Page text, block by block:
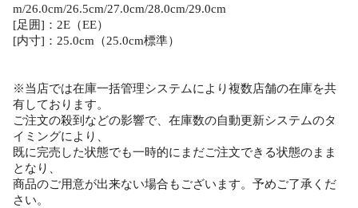
m/26.0cm/26.5cm/27.0cm/28.0cm/29.0cm
[足囲]：2E（EE）
[内寸]：25.0cm（25.0cm標準）
※当店では在庫一括管理システムにより複数店舗の在庫を共
有しております。
ご注文の殺到などの影響で、在庫数の自動更新システムのタ
イミングにより、
既に完売した状態でも一時的にまだご注文できる状態のまま
となり、
商品のご用意が出来ない場合もございます。予めご了承くだ
さい。